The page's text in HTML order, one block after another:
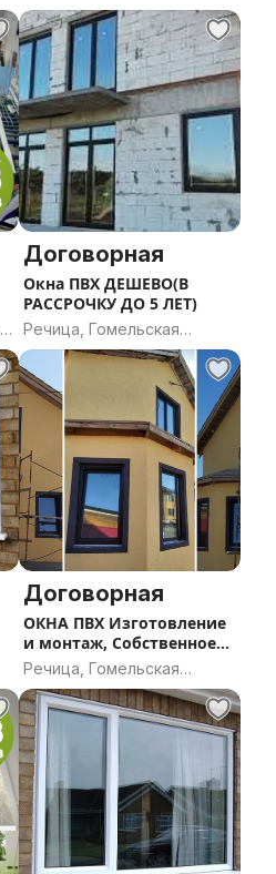
Договорная
Окна ПВХ ДЕШЕВО(В
РАССРОЧКУ ДО 5 ЛЕТ)
Речица, Гомельская
область
Договорная
ОКНА ПВХ Изготовление
и монтаж, Собственное
производство В
РАССРОЧКУ ДО 5 ЛЕТ
Речица, Гомельская
область